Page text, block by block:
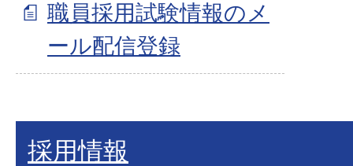
職員採用試験情報のメ
ール配信登録
採用情報